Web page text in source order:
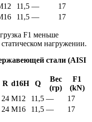
11,5 —
17
11,5 — 17
F1 меньше
нагружении.
стали (AISI
R d16H Q
Вес
(гр)
F1
(kN)
24 M12 11,5 —
17
24 M16 11,5 — 17